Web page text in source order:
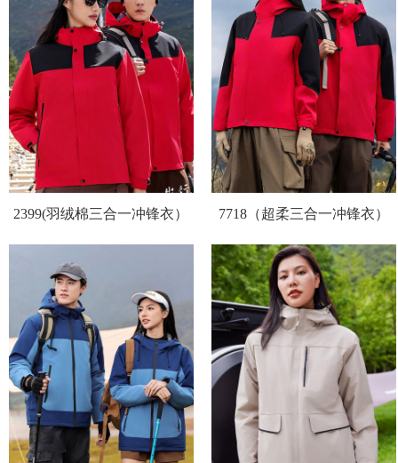
2399(羽绒棉三合一冲锋衣） 7718（超柔三合一冲锋衣）